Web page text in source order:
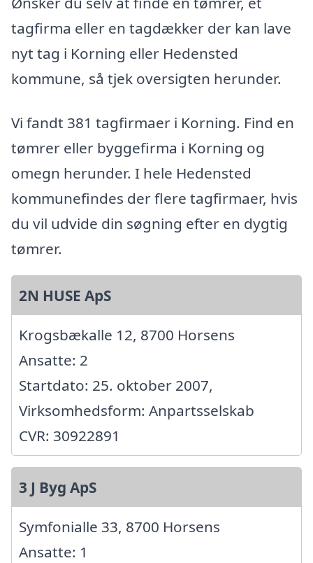
tagfirma eller en tagdækker der kan lave
nyt tag i Korning eller Hedensted
kommune, så tjek oversigten herunder.
Vi fandt 381 tagfirmaer i Korning. Find en
tømrer eller byggefirma i Korning og
omegn herunder. I hele Hedensted
kommunefindes der flere tagfirmaer, hvis
du vil udvide din søgning efter en dygtig
tømrer.
2N HUSE ApS
Krogsbækalle 12, 8700 Horsens
Ansatte: 2
Startdato: 25. oktober 2007,
Virksomhedsform: Anpartsselskab
CVR: 30922891
3 J Byg ApS
Symfonialle 33, 8700 Horsens
Ansatte: 1